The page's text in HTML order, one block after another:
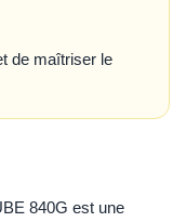
de maîtriser le
840G est une